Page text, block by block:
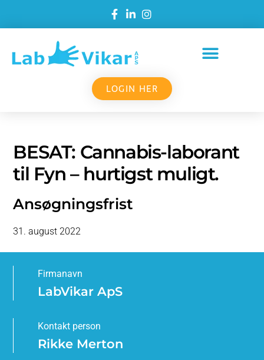
LOGIN HER
BESAT: Cannabis-laborant
til Fyn – hurtigst muligt.
Ansøgningsfrist
31. august 2022
Firmanavn
LabVikar ApS
Kontakt person
Rikke Merton